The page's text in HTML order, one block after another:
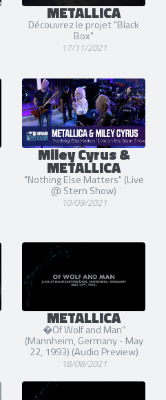
METALLICA
Découvrez le projet "Black
Box"
17/11/2021
Miley Cyrus &
METALLICA
"Nothing Else Matters" (Live
@ Stern Show)
10/09/2021
METALLICA
�Of Wolf and Man”
(Mannheim, Germany - May
22, 1993) (Audio Preview)
18/08/2021